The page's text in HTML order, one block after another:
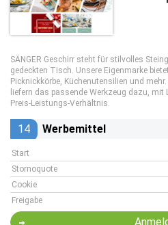
SÄNGER Geschirr steht für stilvolles
gedeckten Tisch. Unsere Eigenmarke
Picknickkörbe, Küchenutensilien und
liefern das passende Werkzeug dazu, mit
Preis-Leistungs-Verhältnis.
14 Werbemittel
Start
Stornoquote
Cookie
Freigabe